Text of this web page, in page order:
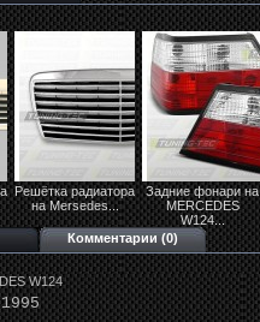
Решётка радиатора
на Mersedes...
Задние фонари на
MERCEDES
W124...
Комментарии (0)
W124